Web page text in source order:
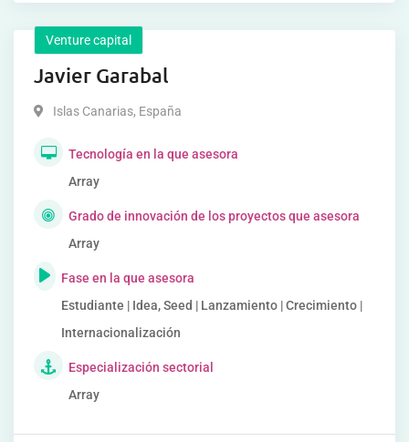
Venture capital
Javier Garabal
Islas Canarias, España
Tecnología en la que asesora
Array
Grado de innovación de los proyectos que asesora
Array
Fase en la que asesora
Estudiante | Idea, Seed | Lanzamiento | Crecimiento |
Internacionalización
Especialización sectorial
Array